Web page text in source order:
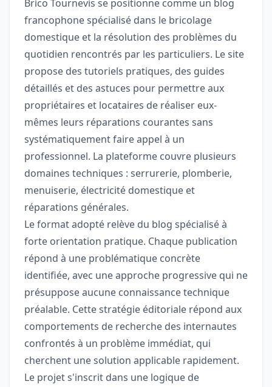
Brico Tournevis se positionne comme un blog
francophone spécialisé dans le bricolage
domestique et la résolution des problèmes du
quotidien rencontrés par les particuliers. Le site
propose des tutoriels pratiques, des guides
détaillés et des astuces pour permettre aux
propriétaires et locataires de réaliser eux-
mêmes leurs réparations courantes sans
systématiquement faire appel à un
professionnel. La plateforme couvre plusieurs
domaines techniques : serrurerie, plomberie,
menuiserie, électricité domestique et
réparations générales.
Le format adopté relève du blog spécialisé à
forte orientation pratique. Chaque publication
répond à une problématique concrète
identifiée, avec une approche progressive qui ne
présuppose aucune connaissance technique
préalable. Cette stratégie éditoriale répond aux
comportements de recherche des internautes
confrontés à un problème immédiat, qui
cherchent une solution applicable rapidement.
Le projet s'inscrit dans une logique de